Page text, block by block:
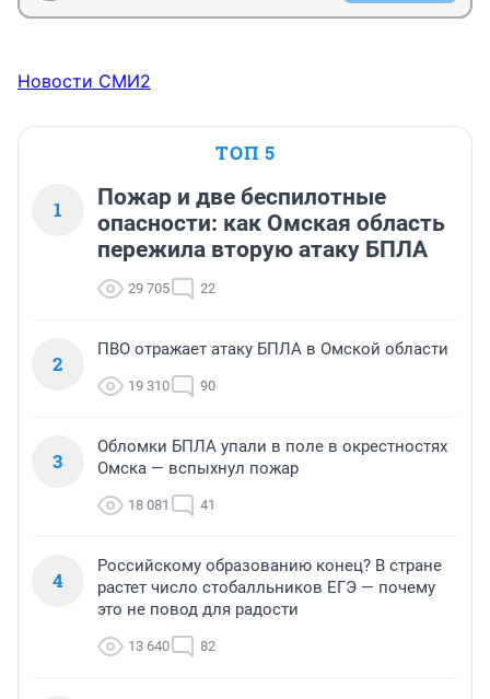
Новости СМИ2
ТОП 5
1
Пожар и две беспилотные
опасности: как Омская область
пережила вторую атаку БПЛА
29 705 22
2
ПВО отражает атаку БПЛА в Омской области
19 310 90
3
Обломки БПЛА упали в поле в окрестностях
Омска — вспыхнул пожар
18 081 41
4
Российскому образованию конец? В стране
растет число стобалльников ЕГЭ — почему
это не повод для радости
13 640 82